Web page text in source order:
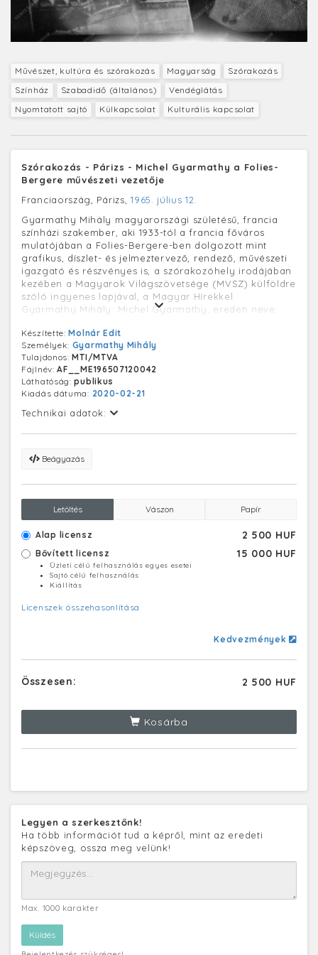
Művészet, kultúra és szórakozás Magyarság
Szórakozás
Színház
Szabadidő (általános)
Vendéglátás
Nyomtatott sajtó
Külkapcsolat Kulturális kapcsolat
Szórakozás - Párizs - Michel Gyarmathy a Folies-
Bergere művészeti vezetője
Franciaország, Párizs,1965. július 12.
Gyarmathy Mihály magyarországi születésű, francia
színházi szakember, aki 1933-tól a francia főváros
mulatójában a Folies-Bergere-ben dolgozott mint
grafikus, díszlet- és jelmeztervező, rendező, művészeti
igazgató és részvényes is, a szórakozóhely irodájában
kezében a Magyarok Világszövetsége (MVSZ) külföldre
szóló ingyenes lapjával, a Magyar Hírekkel.
Gyarmathy Mihály: Michel Gyarmathy, eredeti neve:
Készítette:Molnár Edit
Személyek: Gyarmathy Mihály
Tulajdonos:MTI/MTVA
Fájlnév:AF__ME196507120042
Láthatóság:publikus
Kiadás dátuma: 2020-02-21
Technikai adatok:
Beágyazás
Letöltés Vászon Papír
Alap licensz 2 500 HUF
Bővített licensz 15 000 HUF
Üzleti célú felhasználás egyes esetei
Sajtó célú felhasználás
Kiállítás
Licenszek összehasonlítása
Kedvezmények
Összesen: 2 500 HUF
Kosárba
Legyen a szerkesztőnk!
Ha több információt tud a képről, mint az eredeti
képszöveg, ossza meg velünk!
Max. 1000 karakter